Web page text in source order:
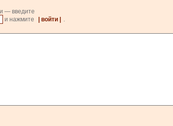
— введите
и нажмите | войти |
.